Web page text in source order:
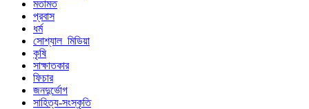
মতামত
প্রবাস
ধর্ম
সোশ্যাল_মিডিয়া
কৃষি
সাক্ষাতকার
ফিচার
জনদুর্ভোগ
সাহিত্য-সংস্কৃতি